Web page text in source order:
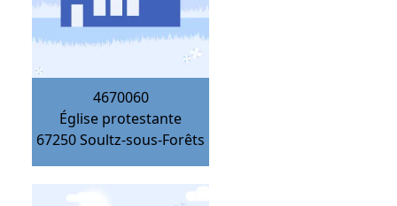
4670060
Église protestante
67250Soultz-sous-Forêts